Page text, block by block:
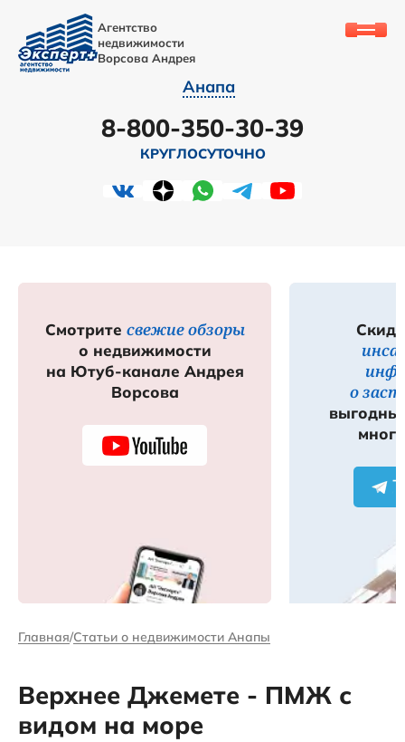
Агентство
недвижимости
Ворсова Андрея
Анапа
8-800-350-30-39
КРУГЛОСУТОЧНО
Смотрите свежие обзоры
о недвижимости
на Ютуб-канале Андрея
Ворсова
о
Главная Статьи о недвижимости Анапы
Верхнее Джемете - ПМЖ с
видом на море